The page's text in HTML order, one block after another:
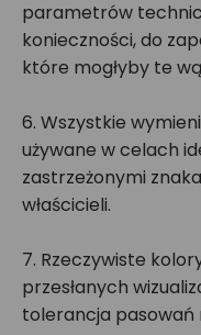
parametrów
konieczności, do
które mogłyby te
6. Wszystkie
używane w celach
zastrzeżonymi
właścicieli.
7. Rzeczywiste
przesłanych
tolerancja